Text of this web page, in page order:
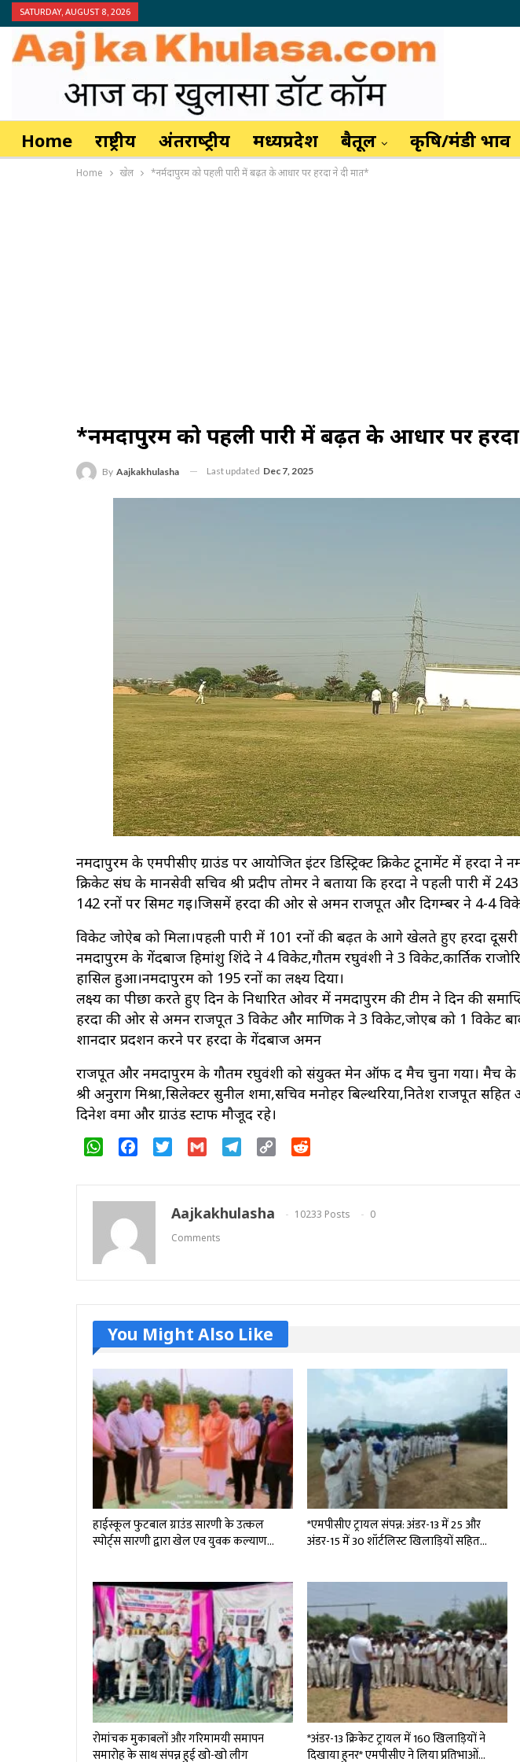
SATURDAY, AUGUST 8, 2026
Home राष्ट्रीय अंतर्राष्‍ट्रीय मध्यप्रदेश बैतूल कृषि/मंडी भाव
Home खेल *नर्मदापुरम को पहली पारी में बढ़त के आधार पर हरदा ने दी मात*
*नर्मदापुरम को पहली पारी में बढ़त के आधार पर
By Aajkakhulasha Last updated Dec 7, 2025
नर्मदापुरम के एमपीसीए ग्राउंड पर आयोजित इंटर डिस्ट्रिक्ट क्रिकेट टूर्नामेंट में हरदा ने
क्रिकेट संघ के मानसेवी सचिव श्री प्रदीप तोमर ने बताया कि हरदा ने पहली पारी में
142 रनों पर सिमट गई।जिसमें हरदा की ओर से अमन राजपूत और दिगम्बर ने 4-4
विकेट जोऐब को मिला।पहली पारी में 101 रनों की बढ़त के आगे खेलते हुए हरदा
नर्मदापुरम के गेंदबाज हिमांशु शिंदे ने 4 विकेट,गौतम रघुवंशी ने 3 विकेट,कार्तिक
हासिल हुआ।नर्मदापुरम को 195 रनों का लक्ष्य दिया।
लक्ष्य का पीछा करते हुए दिन के निर्धारित ओवर में नर्मदापुरम की टीम ने दिन की
हरदा की ओर से अमन राजपूत 3 विकेट और माणिक ने 3 विकेट,जोएब को 1 विकेट
शानदार प्रदर्शन करने पर हरदा के गेंदबाज अमन
राजपूत और नर्मदापुरम के गौतम रघुवंशी को संयुक्त मेन ऑफ द मैच चुना गया। मैच के
श्री अनुराग मिश्रा,सिलेक्टर सुनील शर्मा,सचिव मनोहर बिल्थरिया,नितेश राजपूत
दिनेश वर्मा और ग्राउंड स्टाफ मौजूद रहे।
WhatsAppFacebookTwitter Gmail Telegram
Copy
Aajkakhulasha 10233 Posts
0
Comments
You Might Also Like
हाईस्कूल फुटबाल ग्राउंड सारणी के उत्कल
स्पोर्ट्स सारणी द्वारा खेल एव युवक कल्याण…
*एमपीसीए ट्रायल संपन्न: अंडर-13 में 25 और
अंडर-15 में 30 शॉर्टलिस्ट खिलाड़ियों सहित…
रोमांचक मुकाबलों और गरिमामयी समापन
समारोह के साथ संपन्न हुई खो-खो लीग
*अंडर-13 क्रिकेट ट्रायल में 160 खिलाड़ियों ने
दिखाया हुनर* एमपीसीए ने लिया प्रतिभाओं…